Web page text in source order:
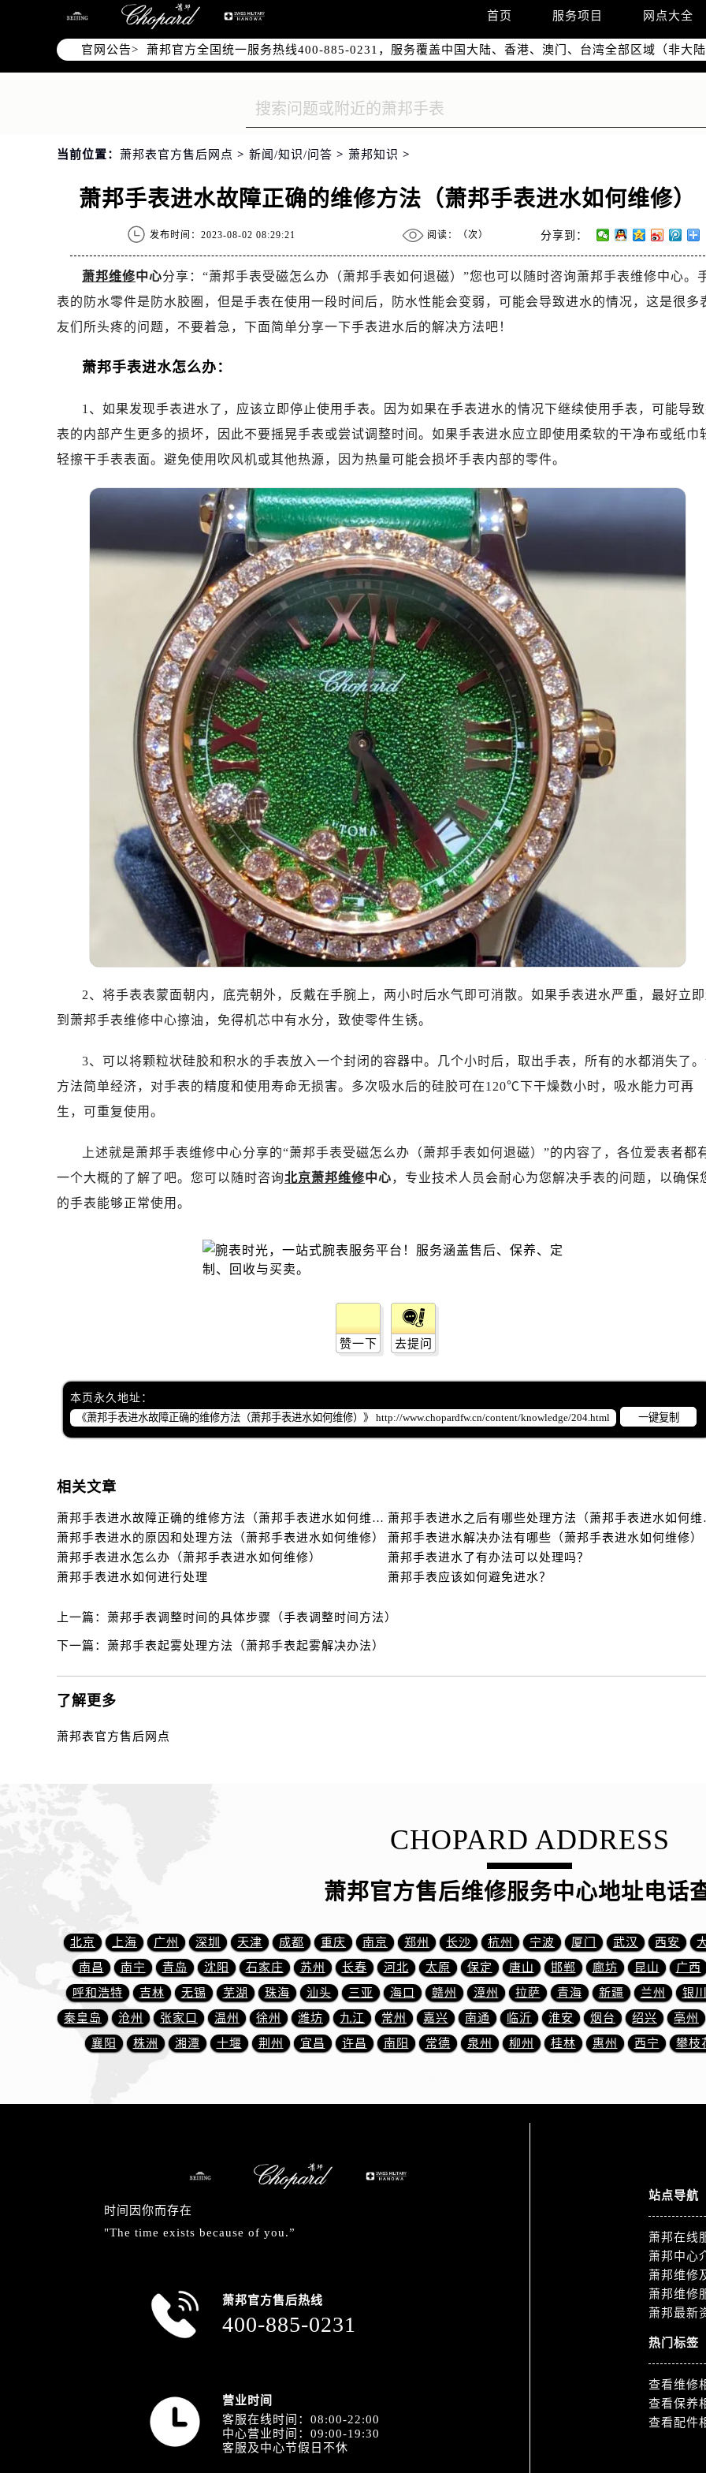
首页 服务项目 网点大全
官网公告>
2026年7月萧邦中国区售后服务网络优化升级公告
2026年7月萧邦全国官方售后客户服务热线：400-885-0231
萧邦官方全国统一服务热线400-885-0231，服务覆盖中国大陆、香港、澳门、台湾全部区域（非大陆
2026年7月萧邦售后服务中心最新网点地址：
北京市朝阳区建国门外大街甲6号华熙国际中心写字楼D座11层1102室（需提前预约）
上海市徐汇区虹桥路3号港汇中心写字楼2座37层3705室（需提前预约）
南京市秦淮区中山南路1号（新街口）南京中心写字楼22层C1-1室（需提前预约）
常州市新北区龙锦路1590号现代传媒中心写字楼5号楼10层1008室（需提前预约）
扬州市邗江区国展路29号星耀天地写字楼1号楼18层1803室（需提前预约）
盐城市盐都区世纪大道5号盐城金融城写字楼1号楼16层1604室（需提前预约）
宁波市江北区大闸南路500号来福士广场办公楼20层2009室（需提前预约）
杭州市上城区钱江路1366号华润大厦写字楼A座5层503-5室（需提前预约）
绍兴市越城区胜利东路379号世茂天际中心写字楼8层805室（需提前预约）
嘉兴市南湖区广益路705号嘉兴世界贸易中心写字楼A座13层1304室（需提前预约）
济南市历下区经十路11111号华润中心写字楼（万象城）15层1508室（需提前预约）
广州市天河区天河路230号万菱汇国际中心写字楼A塔7层704室（需提前预约）
广州市越秀区环市东路371-375号世界贸易中心大厦南塔写字楼15层07室（需提前预约）
深圳市罗湖区深南东路5001号华润大厦写字楼17层1701室（需提前预约）
惠州市惠城区江北文昌一路7号华贸大厦写字楼1座30层05室（需提前预约）
厦门市思明区湖滨东路95号华润大厦写字楼B座11层1104室（需提前预约）
福州市鼓楼区五四路128-1号恒力城写字楼15层03室（需提前预约）
成都市锦江区人民东路6号SAC东原中心写字楼24层2406B室（需提前预约）
重庆市江北区观音桥步行街2号融恒时代广场写字楼9层902室（需提前预约）
长沙市芙蓉区定王台街道建湘路393号世茂环球金融中心写字楼（芙蓉广场）10层13室（需提前预约）
郑州市二七区铭功路10号华润大厦写字楼29层2905室（需提前预约）
太原市迎泽区解放路15号亨得利名表服务中心（品牌授权店）3层整层（需提前预约）
沈阳市沈河区中街路137号亨得利名表服务中心（品牌授权店）1层整层（需提前预约）
沈阳市沈河区中街路83号亨得利名表服务中心（品牌授权店）1层整层（需提前预约）
乌鲁木齐市天山区红山路26号时代广场（CCMALL）C座17层17-B（需提前预约）
温州市鹿城区锦绣路1067号置信广场10层1015室（需提前预约）
哈尔滨市道里区友谊西路600号富力中心T2座写字楼29层03室（需提前预约）
大连市中山区人民路15号国际金融大厦7层G室（需提前预约）
佛山市禅城区季华五路57号万科金融中心C座12层1205室（需提前预约）
东莞市东城街道鸿福东路1号民盈国贸中心T1写字楼9层907室（需提前预约）
无锡市梁溪区人民中路139号恒隆广场写字楼1座11层1104室（需提前预约）
南通市崇川区工农路57号圆融广场写字楼16层1603室（需提前预约）
苏州市苏州工业园区星港街199号苏州中心办公楼C座22层08室（需提前预约）
南宁市青秀区金湖路59号地王大厦12楼1224室（需提前预约）
合肥市蜀山区潜山路111号万象城华润大厦B座12楼03室（需提前预约）
青岛市南区山东路6号华润大厦B座22层04室（需提前预约）
烟台市芝罘区胜利路139号万达金融中心A座907室（需提前预约）
长春市朝阳区西安大路727号中银大厦A座(旺进大厦)18层09室（需提前预约）
昆明市盘龙区北京路928号同德昆明广场写字楼10层06室（需提前预约）
石家庄市长安区中山东路39号勒泰中心写字楼B座13层07室（需提前预约）
西安市碑林区南关正街88号华侨城长安国际中心E座6楼10室（需提前预约）
唐山市路南区新华东道100号万达广场写字楼A座10层1002室（需提前预约）
台州市椒江区东海大道1800号腾达中心东1幢20楼2002室（需提前预约）
甘肃省兰州市七里河区西津西路16号兰州中心写字楼21层2102室（需提前预约）
重庆市解放碑渝中区民权路28号英利国际金融中心写字楼20层01室（需提前预约）
黑龙江省大庆市萨尔图区会战大街萧邦售后服务中心（需提前预约）
黑龙江省鸡西市鸡冠区红军路萧邦售后服务中心（需提前预约）
黑龙江省佳木斯市向阳区长安路萧邦售后服务中心（需提前预约）
黑龙江省双鸭山市尖山区新兴大街萧邦售后服务中心（需提前预约）
黑龙江省绥化市北林区新华街与康庄路交叉口萧邦售后服务中心（需提前预约）
黑龙江省伊春市伊美区通河路萧邦售后服务中心（需提前预约）
吉林省白山市浑江区浑江大街萧邦售后服务中心（需提前预约）
吉林省吉林市船营区河南街萧邦售后服务中心（需提前预约）
吉林省松原市宁江区五环大街萧邦售后服务中心（需提前预约）
辽宁省朝阳市双塔区新华路萧邦售后服务中心（需提前预约）
辽宁省抚顺市新抚区东一路萧邦售后服务中心（需提前预约）
辽宁省阜新市海州区解放大街萧邦售后服务中心（需提前预约）
辽宁省锦州市古塔区中央大街萧邦售后服务中心（需提前预约）
辽宁省辽阳市白塔区新运大街萧邦售后服务中心（需提前预约）
辽宁省盘锦市兴隆台区石油大街萧邦售后服务中心（需提前预约）
辽宁省铁岭市银州区南马路萧邦售后服务中心（需提前预约）
辽宁省营口市站前区市府路与渤海大街交叉口萧邦售后服务中心（需提前预约）
北京市朝阳区建国门外大街甲6号华熙国际中心D座11层1102室萧邦售后服务中心（需提前预约）
北京市东城区东长安街1号王府井东方广场W3座6层602室萧邦售后服务中心（需提前预约）
内蒙古自治区阿拉善盟市左旗土尔扈特大街萧邦售后服务中心（需提前预约）
内蒙古自治区巴彦淖尔市临河区新华街萧邦售后服务中心（需提前预约）
内蒙古自治区包头市青山区幸福路甲3号王府井百货名表维修萧邦售后服务中心（需提前预约）
内蒙古自治区赤峰市红山区哈达街萧邦售后服务中心（需提前预约）
内蒙古自治区通辽市科尔沁区明仁大街萧邦售后服务中心（需提前预约）
内蒙古自治区乌海市海勃湾区人民南路萧邦售后服务中心（需提前预约）
内蒙古自治区锡林郭勒盟市锡林浩特市光明街与额尔敦路交叉口萧邦售后服务中心（需提前预约）
山西省大同市平城区迎宾街萧邦售后服务中心（需提前预约）
山西省晋城市城区黄华街萧邦售后服务中心（需提前预约）
山西省晋中市榆次区顺城街萧邦售后服务中心（需提前预约）
当前位置： 萧邦表官方售后网点 > 新闻/知识/问答 > 萧邦知识 >
萧邦手表进水故障正确的维修方法（萧邦手表进水如何维修）
发布时间：2023-08-02 08:29:21 阅读：（次） 分享到：
萧邦维修中心分享：“萧邦手表受磁怎么办（萧邦手表如何退磁）”您也可以随时咨询萧邦手表维修中心。
表的防水零件是防水胶圈，但是手表在使用一段时间后，防水性能会变弱，可能会导致进水的情况，这是很多
友们所头疼的问题，不要着急，下面简单分享一下手表进水后的解决方法吧！
萧邦手表进水怎么办：
1、如果发现手表进水了，应该立即停止使用手表。因为如果在手表进水的情况下继续使用手表，可能导
表的内部产生更多的损坏，因此不要摇晃手表或尝试调整时间。如果手表进水应立即使用柔软的干净布或纸巾
轻擦干手表表面。避免使用吹风机或其他热源，因为热量可能会损坏手表内部的零件。
2、将手表表蒙面朝内，底壳朝外，反戴在手腕上，两小时后水气即可消散。如果手表进水严重，最好立
到萧邦手表维修中心擦油，免得机芯中有水分，致使零件生锈。
3、可以将颗粒状硅胶和积水的手表放入一个封闭的容器中。几个小时后，取出手表，所有的水都消失了。
方法简单经济，对手表的精度和使用寿命无损害。多次吸水后的硅胶可在120℃下干燥数小时，吸水能力可再
生，可重复使用。
上述就是萧邦手表维修中心分享的“萧邦手表受磁怎么办（萧邦手表如何退磁）”的内容了，各位爱表者都
一个大概的了解了吧。您可以随时咨询北京萧邦维修中心，专业技术人员会耐心为您解决手表的问题，以确保
的手表能够正常使用。
赞一下 去提问
本页永久地址：
一键复制
相关文章
萧邦手表进水故障正确的维修方法（萧邦手表进水如何维修）
萧邦手表
萧邦手表进水的原因和处理方法（萧邦手表进水如何维修）
萧邦手表进水解决办法有哪些（萧邦手表进水如何维修）
萧邦手表进水怎么办（萧邦手表进水如何维修）
萧邦手表进水了有办法可以处理吗？
萧邦手表进水如何进行处理
萧邦手表应该如何避免进水？
上一篇： 萧邦手表调整时间的具体步骤（手表调整时间方法）
下一篇： 萧邦手表起雾处理方法（萧邦手表起雾解决办法）
了解更多
萧邦表官方售后网点
CHOPARD ADDRESS
萧邦官方售后维修服务中心地址电话
北京 上海 广州 深圳 天津 成都 重庆 南京 郑州 长沙 杭州 宁波 厦门 武汉 西安
南昌
南宁 青岛 沈阳 石家庄 苏州 长春 河北 太原 保定 唐山 邯郸 廊坊 昆山 广西
呼和浩特
吉林 无锡 芜湖 珠海 汕头 三亚 海口 赣州 漳州 拉萨 青海 新疆 兰州 银川
秦皇岛
沧州 张家口 温州 徐州 潍坊 九江 常州 嘉兴 南通 临沂 淮安 烟台 绍兴 亳州
襄阳
株洲 湘潭 十堰 荆州 宜昌 许昌 南阳 常德 泉州 柳州 桂林 惠州 西宁 攀枝
时间因你而存在
"The time exists because of you.”
萧邦官方售后热线
400-885-0231
营业时间
客服在线时间：08:00-22:00
中心营业时间：09:00-19:30
客服及中心节假日不休
站点导航
萧邦在线
萧邦中心
萧邦维修
萧邦维修
萧邦最新
热门标签
查看维修
查看保养
查看配件